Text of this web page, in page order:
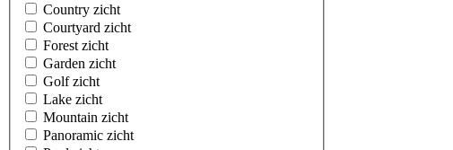
Country zicht
Courtyard zicht
Forest zicht
Garden zicht
Golf zicht
Lake zicht
Mountain zicht
Panoramic zicht